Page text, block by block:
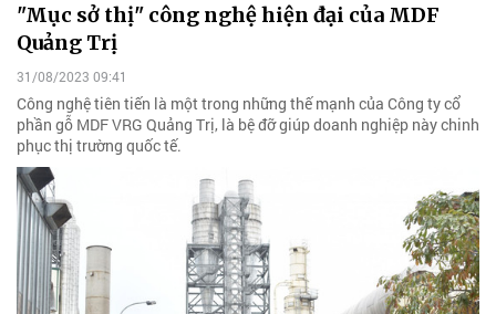
"Mục sở thị" công nghệ hiện đại của MDF
Quảng Trị
31/08/2023 09:41
Công nghệ tiên tiến là một trong những thế mạnh của Công ty cổ
phần gỗ MDF VRG Quảng Trị, là bệ đỡ giúp doanh nghiệp này chinh
phục thị trường quốc tế.